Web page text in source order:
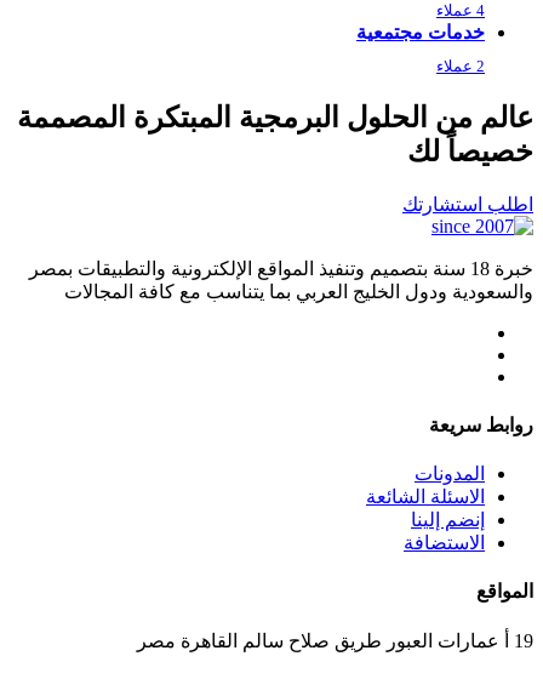
4 عملاء
خدمات مجتمعية
2 عملاء
عالم من الحلول البرمجية المبتكرة المصممة
خصيصاً لك
اطلب استشارتك
خبرة 18 سنة بتصميم وتنفيذ المواقع الإلكترونية والتطبيقات بمصر
والسعودية ودول الخليج العربي بما يتناسب مع كافة المجالات
روابط سريعة
المدونات
الاسئلة الشائعة
إنضم إلينا
الاستضافة
المواقع
19 أ عمارات العبور طريق صلاح سالم القاهرة مصر